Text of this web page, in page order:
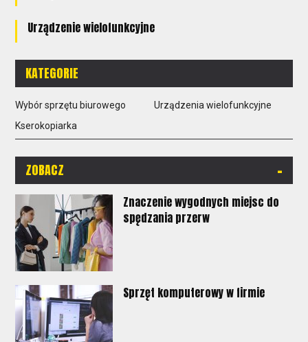
Urządzenie wielofunkcyjne
KATEGORIE
Wybór sprzętu biurowego
Urządzenia wielofunkcyjne
Kserokopiarka
ZOBACZ -
Znaczenie wygodnych miejsc do
spędzania przerw
Sprzęt komputerowy w firmie